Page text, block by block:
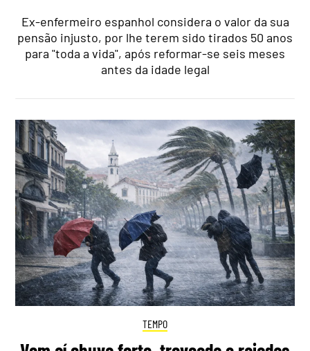
Ex-enfermeiro espanhol considera o valor da sua
pensão injusto, por lhe terem sido tirados 50 anos
para "toda a vida", após reformar-se seis meses
antes da idade legal
TEMPO